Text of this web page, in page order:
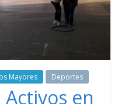
Mayores Deportes
en